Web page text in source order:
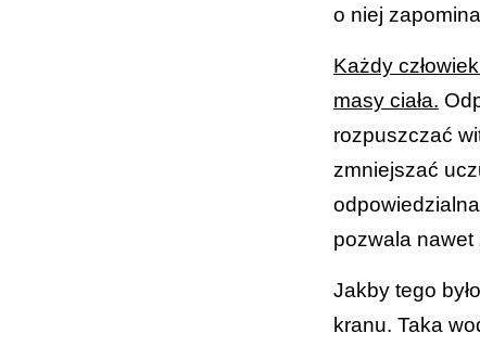
o niej
Każdy
masy ciała.
rozpuszczać
zmniejszać
pozwala nawet
Jakby tego
kranu. Taka